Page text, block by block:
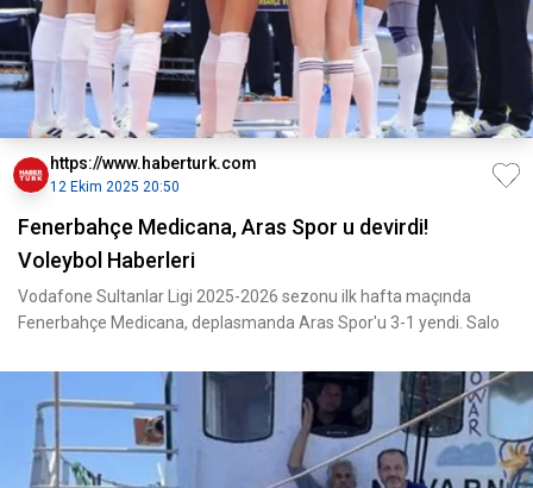
https://www.haberturk.com
12 Ekim 2025 20:50
Fenerbahçe Medicana, Aras Spor u devirdi!
Voleybol Haberleri
Vodafone Sultanlar Ligi 2025-2026 sezonu ilk hafta maçında
Fenerbahçe Medicana, deplasmanda Aras Spor'u 3-1 yendi. Salo